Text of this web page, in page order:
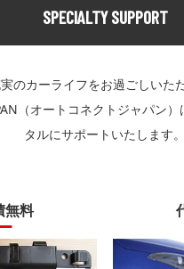
SPECIALTY SUPPORT
のカーライフをお過ごしいた
（オートコネクトジャパン
タルにサポートいたします。
無料